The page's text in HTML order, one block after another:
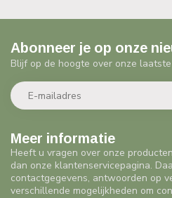
Meer informatie
Heeft u vragen over onze
dan onze klantenservicepagina.
contactgegevens, antwoorden op
verschillende mogelijkheden om
Abonneer je op onze
Blijf op de hoogte over onze